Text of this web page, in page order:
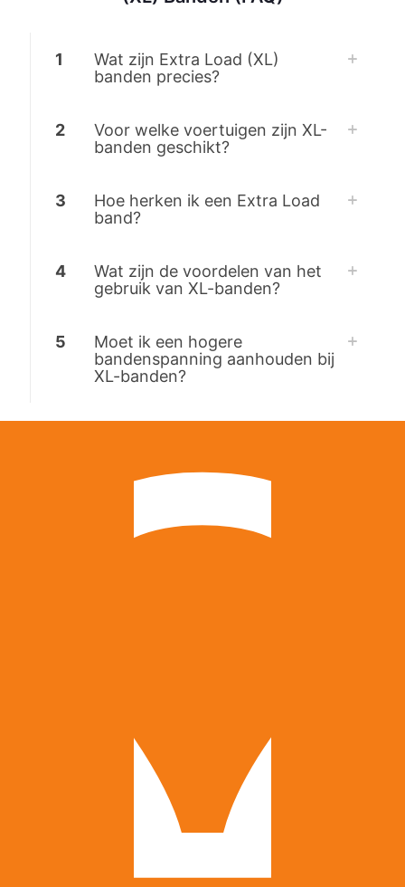
1
Wat zijn Extra Load (XL)
banden precies?
2
Voor welke voertuigen zijn XL-
banden geschikt?
3
Hoe herken ik een Extra Load
band?
4
Wat zijn de voordelen van het
gebruik van XL-banden?
5
Moet ik een hogere
bandenspanning aanhouden bij
XL-banden?